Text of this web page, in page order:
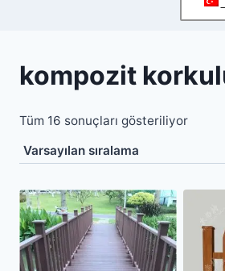
kompozit
Tüm 16 sonuçları gösteriliyor